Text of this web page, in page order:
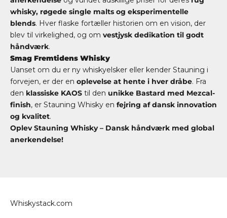
whisky, røgede single malts og eksperimentelle
blends. Hver flaske fortæller historien om en vision, der
blev til virkelighed, og om vestjysk dedikation til godt
håndværk.
Smag Fremtidens Whisky
Uanset om du er ny whiskyelsker eller kender Stauning i
forvejen, er der en oplevelse at hente i hver dråbe. Fra
den klassiske KAOS til den unikke Bastard med Mezcal-
finish, er Stauning Whisky en fejring af dansk innovation
og kvalitet.
Oplev Stauning Whisky– Dansk håndværk med global
anerkendelse!
Whiskystack.com